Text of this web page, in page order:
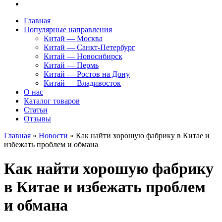
Главная
Популярные направления
Китай — Москва
Китай — Санкт-Петербург
Китай — Новосибирск
Китай — Пермь
Китай — Ростов на Дону
Китай — Владивосток
О нас
Каталог товаров
Статьи
Отзывы
Главная » Новости » Как найти хорошую фабрику в Китае и
избежать проблем и обмана
Как найти хорошую фабрику
в Китае и избежать проблем
и обмана